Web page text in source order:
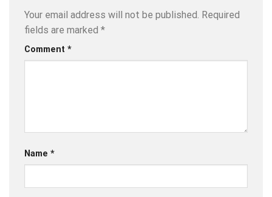
Your email address will not be published. Required
fields are marked *
Comment *
Name *